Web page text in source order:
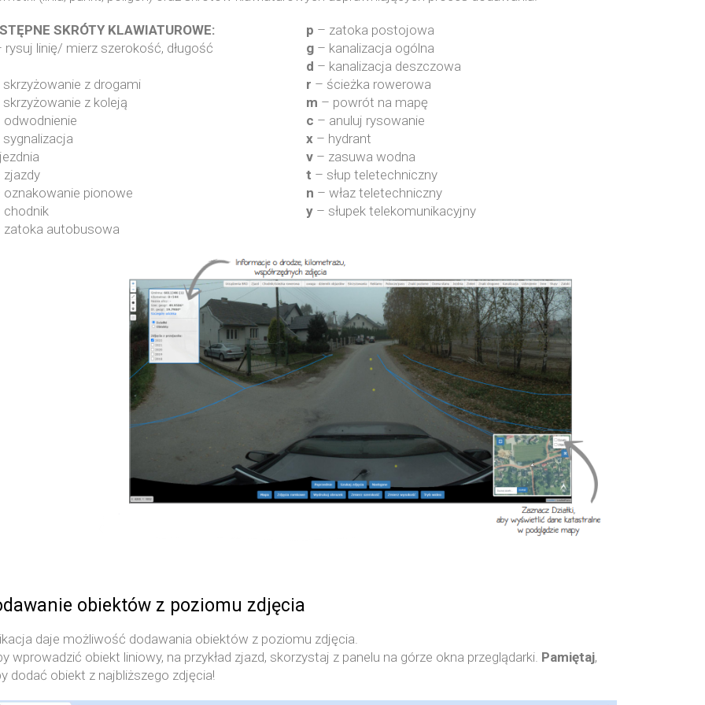
SKRÓTY KLAWIATUROWE:
rysuj linię/ mierz szerokość, długość
skrzyżowanie z drogami
skrzyżowanie z koleją
odwodnienie
sygnalizacja
zjazdy
oznakowanie pionowe
chodnik
zatoka autobusowa
p – zatoka postojowa
g– kanalizacja ogólna
d – kanalizacja deszczowa
r – ścieżka rowerowa
m – powrót na mapę
c – anuluj rysowanie
x – hydrant
v– zasuwa wodna
t – słup teletechniczny
n – właz teletechniczny
y– słupek telekomunikacyjny
obiektów z poziomu zdjęcia
daje możliwość dodawania obiektów z poziomu zdjęcia.
wprowadzić obiekt liniowy, na przykład zjazd, skorzystaj z panelu na górze okna przeglądarki. Pamiętaj,
dodać obiekt z najbliższego zdjęcia!